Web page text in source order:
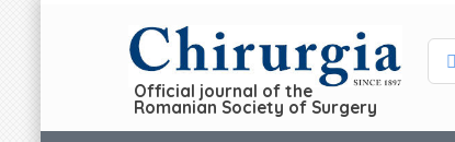
Official journal of the
Romanian Society of Surgery